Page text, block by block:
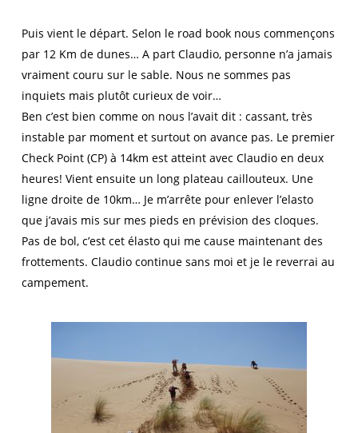
Puis vient le départ. Selon le road book nous commençons
par 12 Km de dunes… A part Claudio, personne n’a jamais
vraiment couru sur le sable. Nous ne sommes pas
inquiets mais plutôt curieux de voir…
Ben c’est bien comme on nous l’avait dit : cassant, très
instable par moment et surtout on avance pas. Le premier
Check Point (CP) à 14km est atteint avec Claudio en deux
heures! Vient ensuite un long plateau caillouteux. Une
ligne droite de 10km… Je m’arrête pour enlever l’elasto
que j’avais mis sur mes pieds en prévision des cloques.
Pas de bol, c’est cet élasto qui me cause maintenant des
frottements. Claudio continue sans moi et je le reverrai au
campement.